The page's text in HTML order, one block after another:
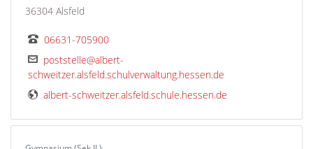
36304 Alsfeld
06631-705900
poststelle@albert-
schweitzer.alsfeld.schulverwaltung.hessen.de
albert-schweitzer.alsfeld.schule.hessen.de